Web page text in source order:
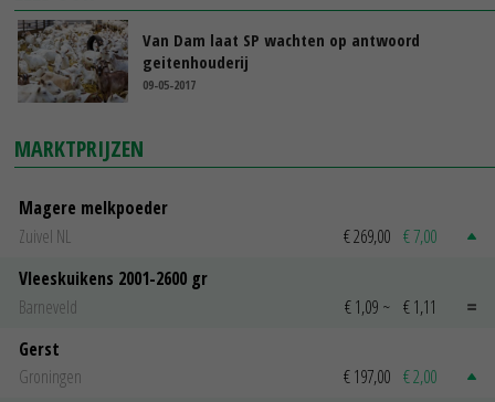
Van Dam laat SP wachten op antwoord
geitenhouderij
09-05-2017
MARKTPRIJZEN
Magere melkpoeder
Zuivel NL
€ 269,00 € 7,00
Vleeskuikens 2001-2600 gr
Barneveld
€ 1,09 ~ € 1,11
Gerst
Groningen
€ 197,00 € 2,00